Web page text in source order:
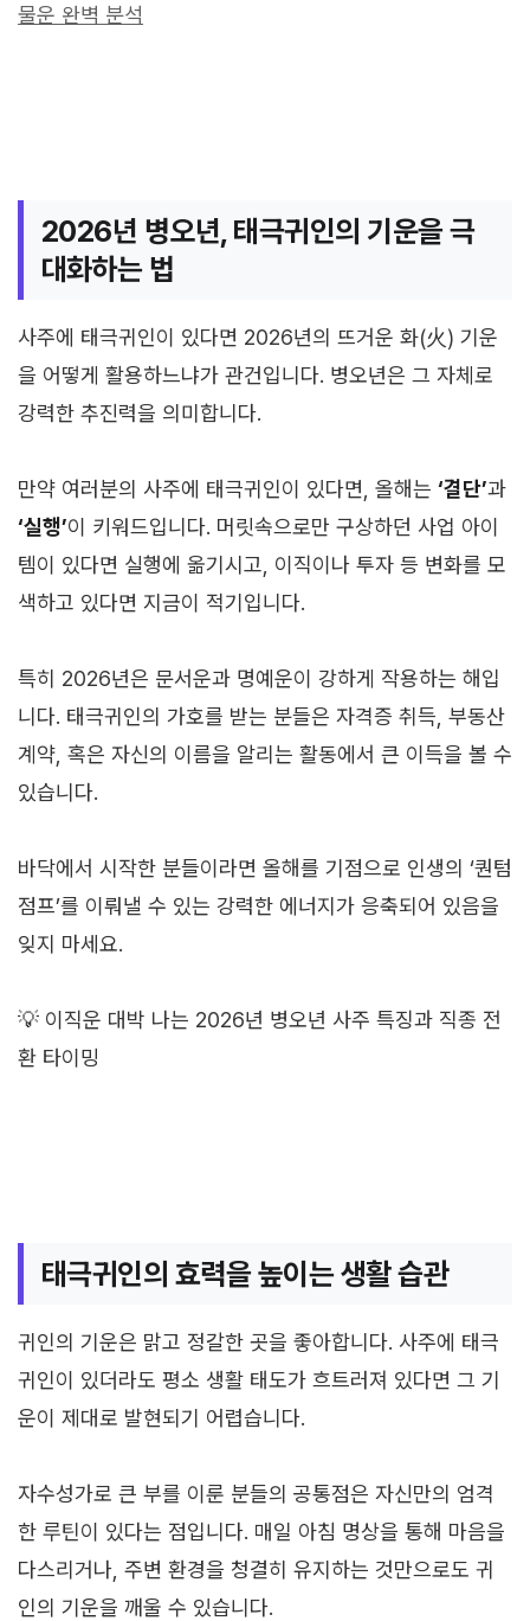
물운 완벽 분석
2026년 병오년, 태극귀인의 기운을 극
대화하는 법
사주에 태극귀인이 있다면 2026년의 뜨거운 화(火) 기운
을 어떻게 활용하느냐가 관건입니다. 병오년은 그 자체로
강력한 추진력을 의미합니다.
만약 여러분의 사주에 태극귀인이 있다면, 올해는 ‘결단’과
‘실행’이 키워드입니다. 머릿속으로만 구상하던 사업 아이
템이 있다면 실행에 옮기시고, 이직이나 투자 등 변화를 모
색하고 있다면 지금이 적기입니다.
특히 2026년은 문서운과 명예운이 강하게 작용하는 해입
니다. 태극귀인의 가호를 받는 분들은 자격증 취득, 부동산
계약, 혹은 자신의 이름을 알리는 활동에서 큰 이득을 볼 수
있습니다.
바닥에서 시작한 분들이라면 올해를 기점으로 인생의 ‘퀀텀
점프’를 이뤄낼 수 있는 강력한 에너지가 응축되어 있음을
잊지 마세요.
💡 이직운 대박 나는 2026년 병오년 사주 특징과 직종 전
환 타이밍
태극귀인의 효력을 높이는 생활 습관
귀인의 기운은 맑고 정갈한 곳을 좋아합니다. 사주에 태극
귀인이 있더라도 평소 생활 태도가 흐트러져 있다면 그 기
운이 제대로 발현되기 어렵습니다.
자수성가로 큰 부를 이룬 분들의 공통점은 자신만의 엄격
한 루틴이 있다는 점입니다. 매일 아침 명상을 통해 마음을
다스리거나, 주변 환경을 청결히 유지하는 것만으로도 귀
인의 기운을 깨울 수 있습니다.